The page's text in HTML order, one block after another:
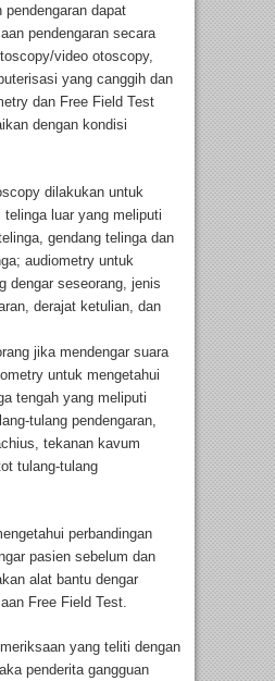
pendengaran dapat
pendengaran secara
video otoscopy,
yang canggih dan
dan Free Field Test
dengan kondisi
dilakukan untuk
luar yang meliputi
gendang telinga dan
audiometry untuk
dengar seseorang, jenis
derajat ketulian, dan
jika mendengar suara
untuk mengetahui
tengah yang meliputi
tulang pendengaran,
tekanan kavum
tulang-tulang
perbandingan
pasien sebelum dan
alat bantu dengar
Free Field Test.
yang teliti dengan
penderita gangguan